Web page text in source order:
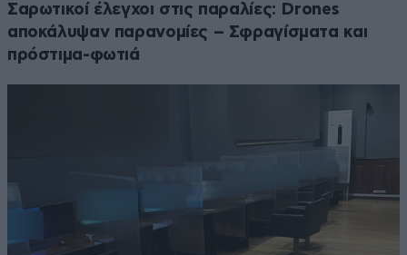
Σαρωτικοί έλεγχοι στις παραλίες: Drones
αποκάλυψαν παρανομίες – Σφραγίσματα και
πρόστιμα-φωτιά